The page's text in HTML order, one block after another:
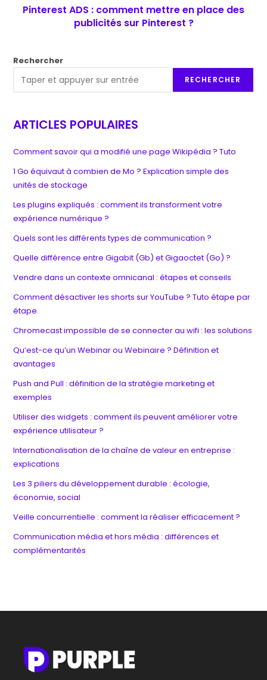
Pinterest ADS : comment mettre en place des
publicités sur Pinterest ?
Rechercher
RECHERCHER
ARTICLES POPULAIRES
Comment savoir qui a modifié une page Wikipédia ? Tuto
1 Go équivaut à combien de Mo ? Explication simple des
unités de stockage
Les plugins expliqués : comment ils transforment votre
expérience numérique ?
Quels sont les différents types de communication ?
Quelle différence entre Gigabit (Gb) et Gigaoctet (Go) ?
Vendre dans un contexte omnicanal : étapes et conseils
Comment désactiver les shorts sur YouTube ? Tuto étape par
étape
Chromecast impossible de se connecter au wifi : les solutions
Qu’est-ce qu’un Webinar ou Webinaire ? Définition et
avantages
Push and Pull : définition de la stratégie marketing et
exemples
Utiliser des widgets : comment ils peuvent améliorer votre
expérience utilisateur ?
Internationalisation de la chaîne de valeur en entreprise :
explications
Les 3 piliers du développement durable : écologie,
économie, social
Veille concurrentielle : comment la réaliser efficacement ?
Communication média et hors média : différences et
complémentarités